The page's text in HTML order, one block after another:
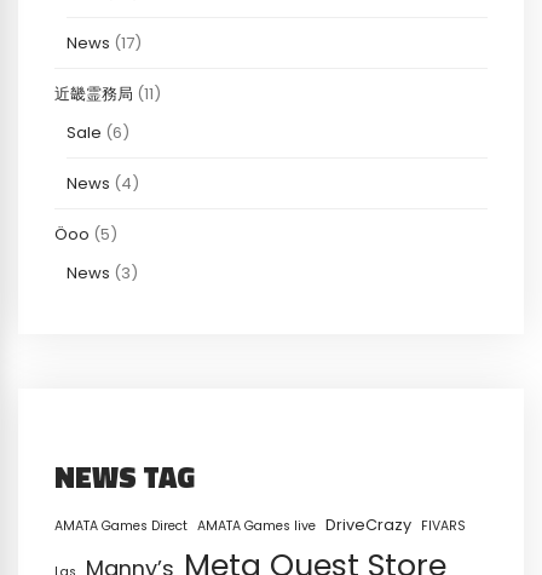
News (17)
近畿霊務局 (11)
Sale (6)
News (4)
Öoo (5)
News (3)
NEWS TAG
AMATA Games Direct AMATA Games live DriveCrazy FIVARS
Manny’s Meta Quest Store